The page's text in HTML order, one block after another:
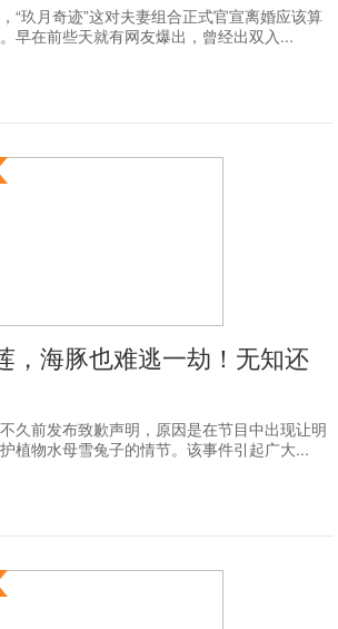
“玖月奇迹”这对夫妻组合正式官宣离婚应该算
早在前些天就有网友爆出，曾经出双入...
，海豚也难逃一劫！无知还
久前发布致歉声明，原因是在节目中出现让明
植物水母雪兔子的情节。该事件引起广大...